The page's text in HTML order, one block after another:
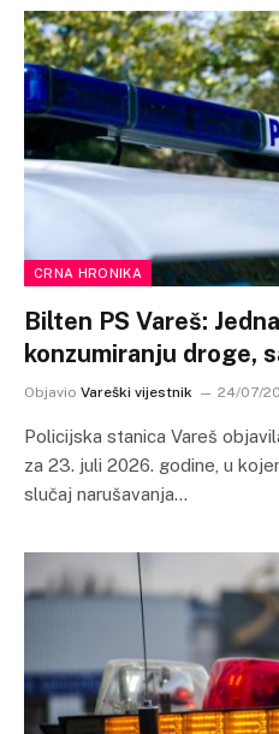
CRNA HRONIKA
Bilten PS Vareš:
konzumiranju droge,
Objavio Vareški vijestnik 24/07/
Policijska stanica Vareš
za 23. juli 2026. godine, u
slučaj narušavanja…